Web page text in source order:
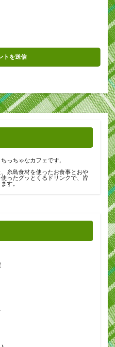
っちゃなカフェです。
糸島食材を使ったお食事とおや
ったグッとくるドリンクで、皆
す。